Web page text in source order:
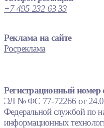
+7 495 232 63 33
Реклама на сайте
Росреклама
Регистрационный номер
ЭЛ № ФС 77-72266 от
Федеральной службой по
информационных